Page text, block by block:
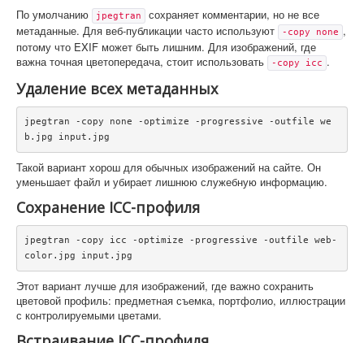
По умолчанию jpegtran
сохраняет комментарии, но не все
метаданные. Для веб-публикации часто используют
-copy none ,
потому что EXIF может быть лишним. Для изображений, где
важна точная цветопередача, стоит использовать
-copy icc .
Удаление всех метаданных
jpegtran -copy none -optimize -progressive -outfile we
b.jpg input.jpg
Такой вариант хорош для обычных изображений на сайте. Он
уменьшает файл и убирает лишнюю служебную информацию.
Сохранение ICC-профиля
jpegtran -copy icc -optimize -progressive -outfile web-
color.jpg input.jpg
Этот вариант лучше для изображений, где важно сохранить
цветовой профиль: предметная съемка, портфолио, иллюстрации
с контролируемыми цветами.